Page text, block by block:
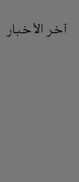
آخر الأخبار